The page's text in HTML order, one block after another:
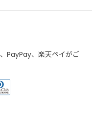
PayPay、楽天ペイがご